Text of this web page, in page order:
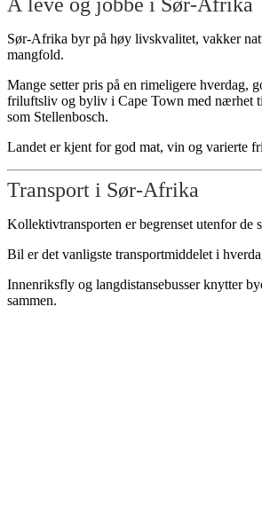
Sør-Afrika byr på høy livskvalitet, vakker
mangfold.
Mange setter pris på en rimeligere hverdag,
friluftsliv og byliv i Cape Town med nærhet
som Stellenbosch.
Landet er kjent for god mat, vin og varierte
Transport i Sør-Afrika
Kollektivtransporten er begrenset utenfor de
Bil er det vanligste transportmiddelet i
Innenriksfly og langdistansebusser knytter
sammen.